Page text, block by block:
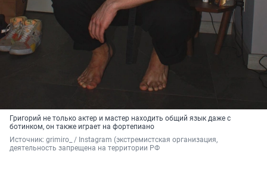
Григорий не только актер и мастер находить общий язык даже с
ботинком, он также играет на фортепиано
Источник: grimiro_ / Instagram (экстремистская организация,
деятельность запрещена на территории РФ